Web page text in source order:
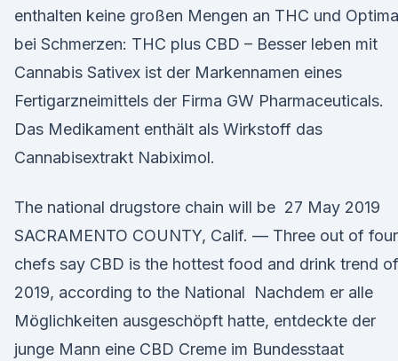
enthalten keine großen Mengen an THC und
bei Schmerzen: THC plus CBD – Besser leben mit
Cannabis Sativex ist der Markennamen eines
Fertigarzneimittels der Firma GW Pharmaceuticals.
Das Medikament enthält als Wirkstoff das
Cannabisextrakt Nabiximol.
The national drugstore chain will be 27 May 2019
SACRAMENTO COUNTY, Calif. — Three out of four
chefs say CBD is the hottest food and drink trend of
2019, according to the National Nachdem er alle
Möglichkeiten ausgeschöpft hatte, entdeckte der
junge Mann eine CBD Creme im Bundesstaat